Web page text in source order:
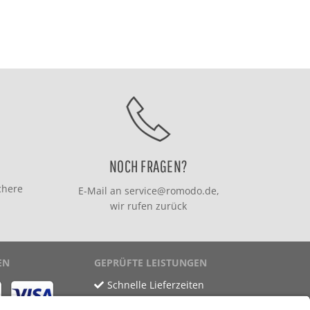
NOCH FRAGEN?
E-Mail an service@romodo.de,
wir rufen zurück
GEPRÜFTE LEISTUNGEN
Schnelle Lieferzeiten